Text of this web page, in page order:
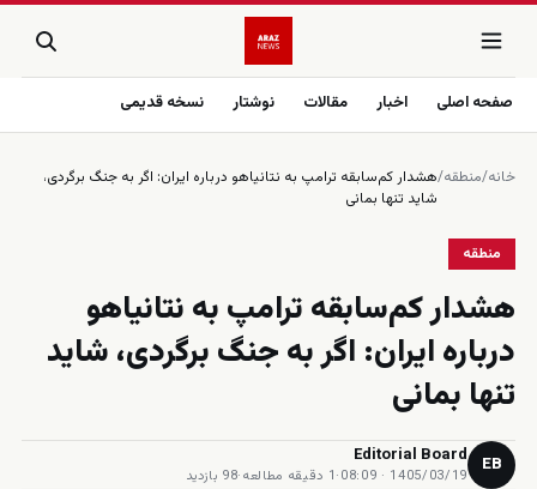
صفحه اصلی اخبار مقالات نوشتار نسخه قدیمی
خانه/منطقه/هشدار کم‌سابقه ترامپ به نتانیاهو درباره ایران: اگر به جنگ برگردی،
شاید تنها بمانی
منطقه
هشدار کم‌سابقه ترامپ به نتانیاهو
درباره ایران: اگر به جنگ برگردی، شاید
تنها بمانی
EB
Editorial Board
1405/03/19 · 08:09
·1 دقیقه مطالعه ·98 بازدید